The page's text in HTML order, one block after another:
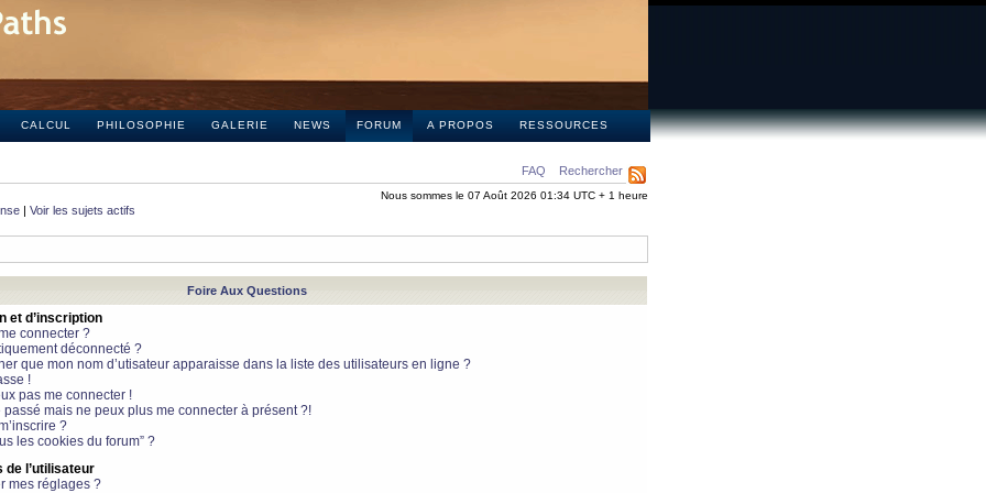
CALCUL PHILOSOPHIE GALERIE NEWS FORUM A PROPOS RESSOURCES
FAQ Rechercher
Nous sommes le 07 Août 2026 01:34 UTC + 1 heure
| Voir les sujets actifs
Foire Aux Questions
et d’inscription
connecter ?
déconnecté ?
que mon nom d’utisateur apparaisse dans la liste des utilisateurs en ligne ?
!
pas me connecter !
mais ne peux plus me connecter à présent ?!
?
les cookies du forum” ?
l’utilisateur
mes réglages ?